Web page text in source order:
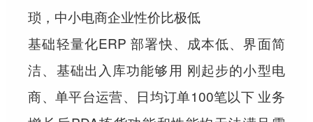
琐，中小电商企业性价比极低
基础轻量化ERP 部署快、成本低、界面简
洁、基础出入库功能够用 刚起步的小型电
商、单平台运营、日均订单100笔以下 业务